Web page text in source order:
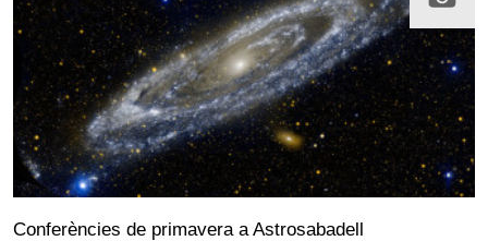
Conferències de primavera a Astrosabadell